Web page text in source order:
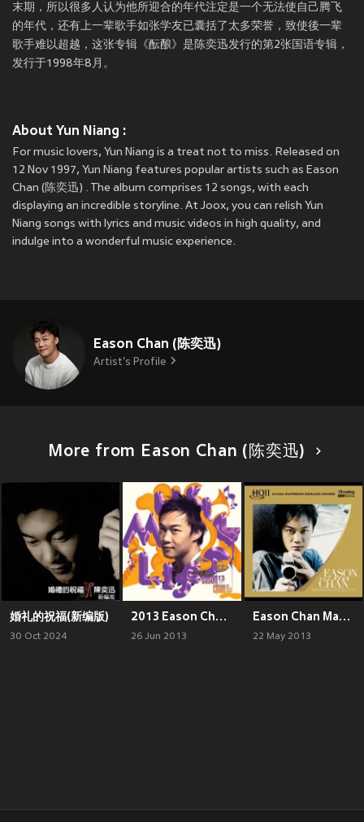
末期，所以很多人认为他所迎合的年代注定是一个无法使自己腾飞
的年代，还有上一辈歌手如张学友已囊括了太多荣誉，致使後一辈
歌手难以超越，这张专辑《酝酿》是陈奕迅发行的第2张国语专辑，
发行于1998年8月。
About Yun Niang :
For music lovers, Yun Niang is a treat not to miss. Released on
12 Nov 1997, Yun Niang features popular artists such as Eason
Chan (陈奕迅) . The album comprises 12 songs, with each
displaying an incredible storyline. At Joox, you can relish Yun
Niang songs with lyrics and music videos in high quality, and
indulge into a wonderful music experience.
Eason Chan (陈奕迅)
Artist's Profile
More from Eason Chan (陈奕迅)
婚礼的祝福(新编版)
30 Oct 2024
2013 Eason Chan Music Life Collection
26 Jun 2013
Eason Chan Mandarin Collection (HQCDII)
22 May 2013